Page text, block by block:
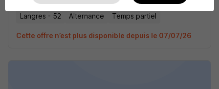
Langres - 52 Alternance Temps partiel
Cette offre n’est plus disponible depuis le 07/07/26